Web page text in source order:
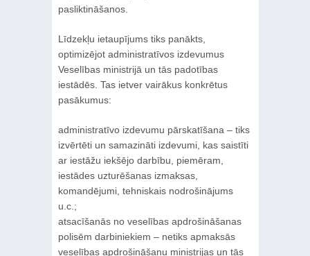
pasliktināšanos.
Līdzekļu ietaupījums tiks panākts,
optimizējot administratīvos izdevumus
Veselības ministrijā un tās padotības
iestādēs. Tas ietver vairākus konkrētus
pasākumus:
administratīvo izdevumu pārskatīšana – tiks
izvērtēti un samazināti izdevumi, kas saistīti
ar iestāžu iekšējo darbību, piemēram,
iestādes uzturēšanas izmaksas,
komandējumi, tehniskais nodrošinājums
u.c.;
atsacīšanās no veselības apdrošināšanas
polisēm darbiniekiem – netiks apmaksās
veselības apdrošināšanu ministrijas un tās